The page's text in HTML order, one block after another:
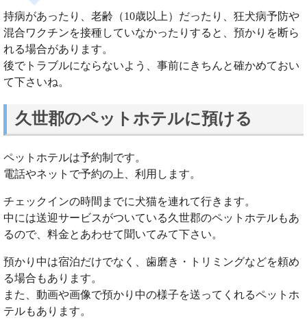
持病があったり、老齢（10歳以上）だったり、狂犬病予防や
混合ワクチンを接種していなかったりすると、預かりを断ら
れる場合があります。
後でトラブルにならないよう、事前にきちんと確かめておい
て下さいね。
久世郡のペットホテルに預ける
ペットホテルは予約制です。
電話やネットで予約の上、利用します。
チェックインの時間までに犬猫を連れて行きます。
中には送迎サービスがついている久世郡のペットホテルもあ
るので、料金とあわせて聞いてみて下さい。
預かり中は宿泊だけでなく、歯磨き・トリミングなどを頼め
る場合もあります。
また、動画や画像で預かり中の様子を送ってくれるペットホ
テルもあります。